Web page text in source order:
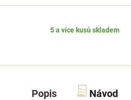
5 a více kusů skladem
Popis Návod